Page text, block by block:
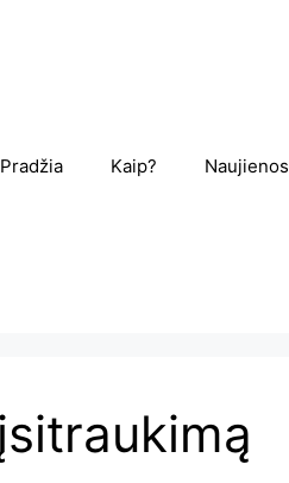
Pradžia Kaip? Naujienos